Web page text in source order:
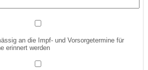
an die Impf- und Vorsorgetermine für
erinnert werden